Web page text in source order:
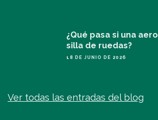
¿Qué pasa si una
silla de ruedas?
18 DE JUNIO DE 2026
Ver todas las entradas del blog